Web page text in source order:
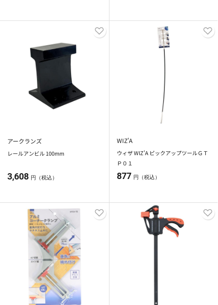
アークランズ
レールアンビル 100mm
3,608 円（税込）
WIZ'A
ウィザ WIZ'A ピックアップツールＧＴ
Ｐ０１
877 円（税込）